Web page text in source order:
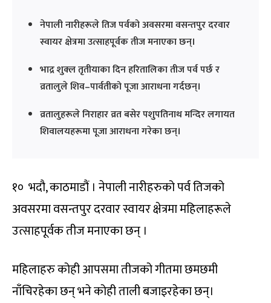
नेपाली नारीहरूले तिज पर्वको अवसरमा वसन्तपुर दरवार
स्वायर क्षेत्रमा उत्साहपूर्वक तीज मनाएका छन्।
भाद्र शुक्ल तृतीयाका दिन हरितालिका तीज पर्व पर्छ र
व्रतालुले शिव–पार्वतीको पूजा आराधना गर्दछन्।
व्रतालुहरूले निराहार व्रत बसेर पशुपतिनाथ मन्दिर लगायत
शिवालयहरूमा पूजा आराधना गरेका छन्।
१० भदौ, काठमाडौं । नेपाली नारीहरुको पर्व तिजको
अवसरमा वसन्तपुर दरवार स्वायर क्षेत्रमा महिलाहरूले
उत्साहपूर्वक तीज मनाएका छन् ।
महिलाहरु कोही आपसमा तीजको गीतमा छमछमी
नाँचिरहेका छन् भने कोही ताली बजाइरहेका छन्।